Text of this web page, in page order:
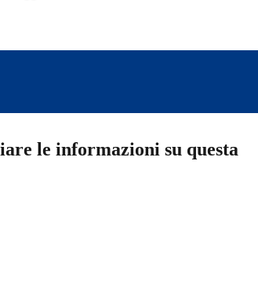
le informazioni su questa